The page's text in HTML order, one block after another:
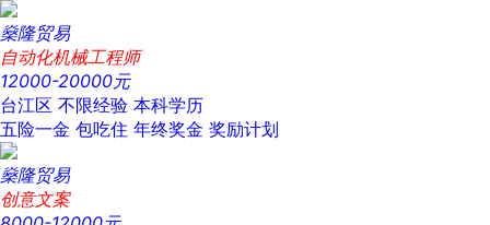
燊隆贸易
自动化机械工程师
12000-20000元
台江区 不限经验 本科学历
五险一金 包吃住 年终奖金 奖励计划
燊隆贸易
创意文案